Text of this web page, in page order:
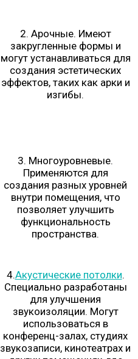
2. Арочные. Имеют
закругленные формы и
могут устанавливаться для
создания эстетических
эффектов, таких как арки и
изгибы.
3. Многоуровневые.
Применяются для
создания разных уровней
внутри помещения, что
позволяет улучшить
функциональность
пространства.
4.Акустические потолки.
Специально разработаны
для улучшения
звукоизоляции. Могут
использоваться в
конференц-залах, студиях
звукозаписи, кинотеатрах и